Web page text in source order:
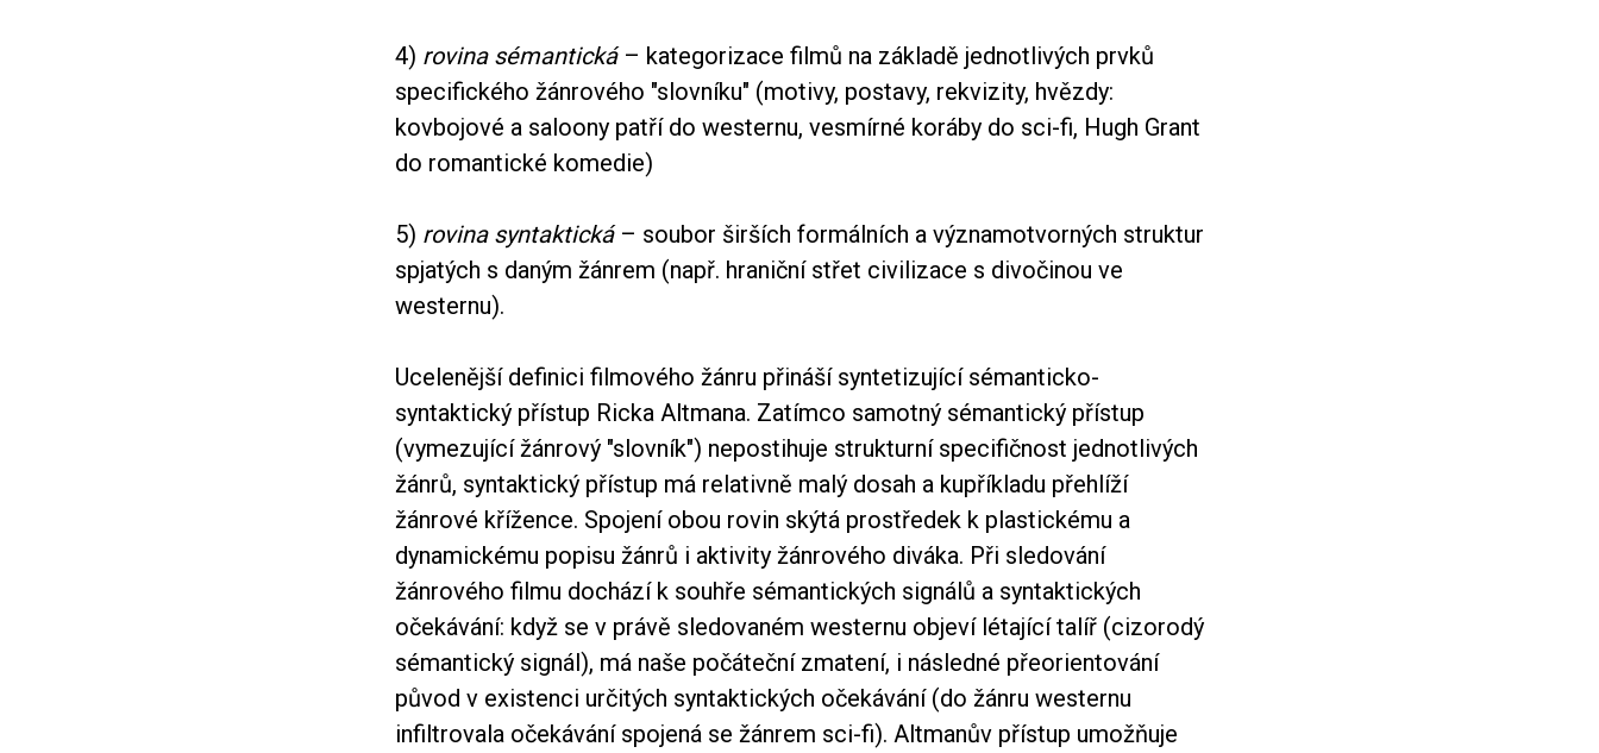
4) rovina sémantická– kategorizace filmů na základě jednotlivých prvků
specifického žánrového "slovníku" (motivy, postavy, rekvizity, hvězdy:
kovbojové a saloony patří do westernu, vesmírné koráby do sci-fi, Hugh Grant
do romantické komedie)
5) rovina syntaktická– soubor širších formálních a významotvorných struktur
spjatých s daným žánrem (např. hraniční střet civilizace s divočinou ve
westernu).
Ucelenější definici filmového žánru přináší syntetizující sémanticko-
syntaktický přístup Ricka Altmana. Zatímco samotný sémantický přístup
(vymezující žánrový "slovník") nepostihuje strukturní specifičnost jednotlivých
žánrů, syntaktický přístup má relativně malý dosah a kupříkladu přehlíží
žánrové křížence. Spojení obou rovin skýtá prostředek k plastickému a
dynamickému popisu žánrů i aktivity žánrového diváka. Při sledování
žánrového filmu dochází k souhře sémantických signálů a syntaktických
očekávání: když se v právě sledovaném westernu objeví létající talíř (cizorodý
sémantický signál), má naše počáteční zmatení, i následné přeorientování
původ v existenci určitých syntaktických očekávání (do žánru westernu
infiltrovala očekávání spojená se žánrem sci-fi). Altmanův přístup umožňuje